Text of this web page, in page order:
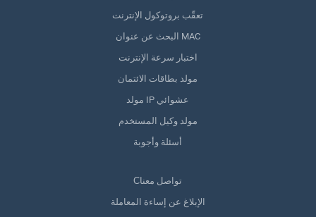
تعقّب بروتوكول الإنترنت
البحث عن عنوان MAC
اختبار سرعة الإنترنت
مولد بطاقات الائتمان
مولد IP عشوائي
مولد وكيل المستخدم
أسئلة وأجوبة
Сتواصل معنا
الإبلاغ عن إساءة المعاملة